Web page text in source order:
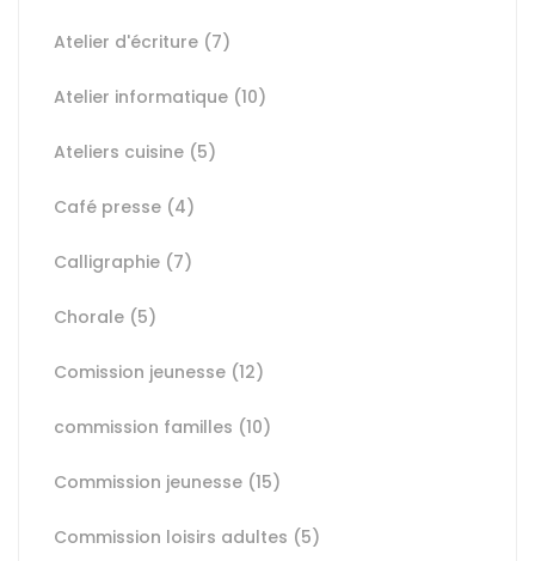
Atelier d'écriture (7)
Atelier informatique (10)
Ateliers cuisine (5)
Café presse (4)
Calligraphie (7)
Chorale (5)
Comission jeunesse (12)
commission familles (10)
Commission jeunesse (15)
Commission loisirs adultes (5)